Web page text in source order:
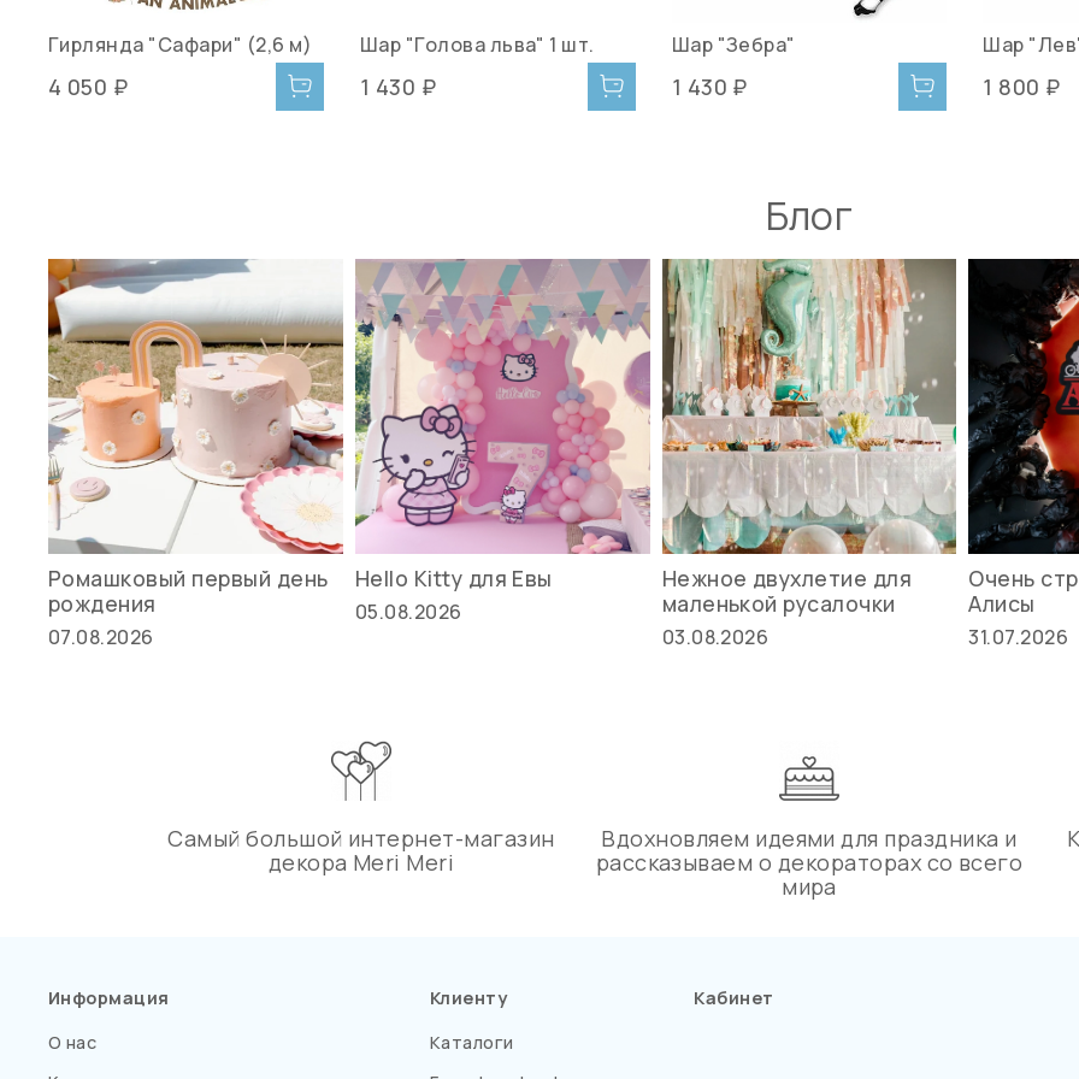
Гирлянда "Сафари" (2,6 м)
4 050 ₽
Шар "Голова льва" 1 шт.
1 430 ₽
Шар "Зебра"
1 430 ₽
Шар
1 800 ₽
Блог
Ромашковый первый день
рождения
07.08.2026
Hello Kitty для Евы
05.08.2026
Нежное двухлетие для
маленькой русалочки
03.08.2026
Очень
Алисы
31.07.2026
Самый большой интернет-магазин
декора Meri Meri
Вдохновляем идеями для праздника и
рассказываем о декораторах со всего
мира
Информация
О нас
Клиенту
Каталоги
Кабинет